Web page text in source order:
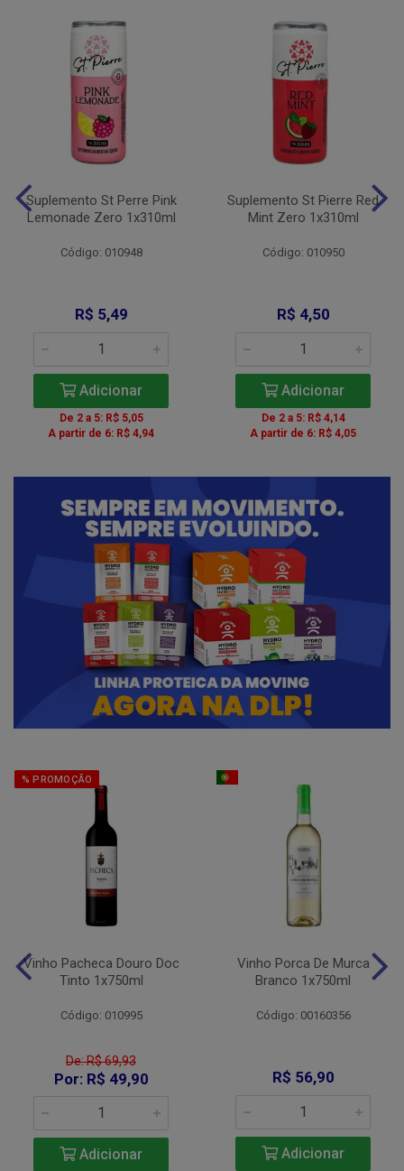
Suplemento St Perre Pink
Lemonade Zero 1x310ml
Código: 010948
R$ 5,49
Adicionar
De 2 a 5: R$ 5,05
A partir de 6: R$ 4,94
Suplemento St Pierre Red
Mint Zero 1x310ml
Código: 010950
R$ 4,50
Adicionar
De 2 a 5: R$ 4,14
A partir de 6: R$ 4,05
% PROMOÇÃO
Vinho Pacheca Douro Doc
Tinto 1x750ml
Código: 010995
De: R$ 69,93
Por: R$ 49,90
Adicionar
Vinho Porca De Murca
Branco 1x750ml
Código: 00160356
R$ 56,90
Adicionar